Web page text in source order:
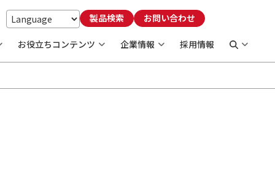
お役立ちコンテンツ 企業情報 採用情報
製品検索 お問い合わせ